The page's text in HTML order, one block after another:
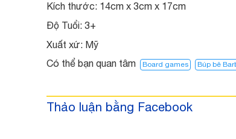
Kích thước: 14cm x 3cm x 17cm
Độ Tuổi: 3+
Xuất xứ: Mỹ
Có thể bạn quan tâm
Board games Búp bê
Thảo luận bằng Facebook